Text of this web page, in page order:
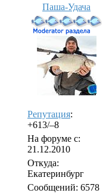
Паша-Удача
Репутация:
+613/–8
На форуме с:
21.12.2010
Откуда:
Екатеринбург
Сообщений: 6578